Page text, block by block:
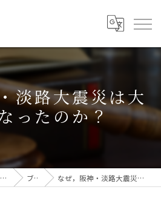
淡路大震災は大
ったのか？
東京都日本橋の法律事務所なら弁護士 濵門俊也 ブログ なぜ，阪神・淡路大震災は大災害となったのか？